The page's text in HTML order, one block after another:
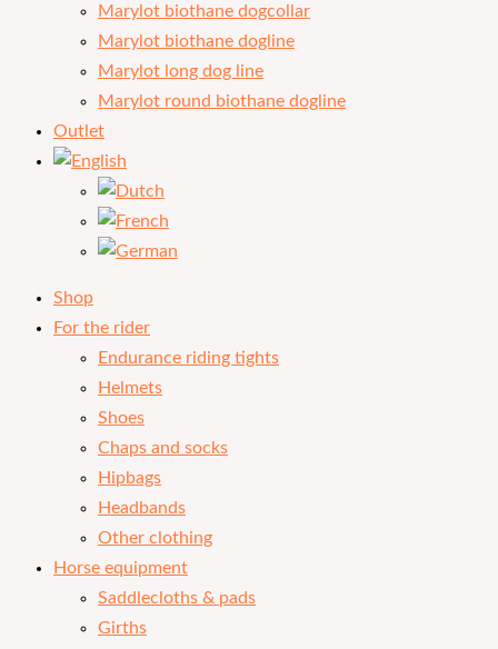
Marylot biothane dogcollar
Marylot biothane dogline
Marylot long dog line
Marylot round biothane dogline
Outlet
Shop
For the rider
Endurance riding tights
Helmets
Shoes
Chaps and socks
Hipbags
Headbands
Other clothing
Horse equipment
Saddlecloths & pads
Girths